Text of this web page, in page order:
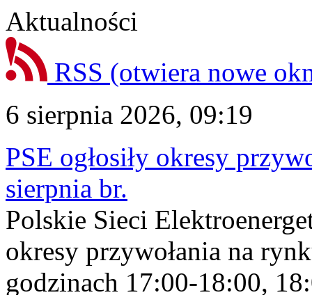
Aktualności
RSS (otwiera nowe
6 sierpnia 2026, 09:19
PSE ogłosiły okresy
sierpnia br.
Polskie Sieci
okresy przywołania na
godzinach 17:00-18:00,